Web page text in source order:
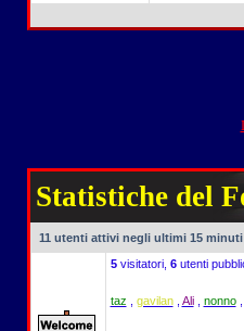
Statistiche del
11 utenti attivi negli ultimi 15 minuti
5visitatori, 6utenti
taz gavilan, Ali, nonno,